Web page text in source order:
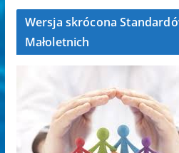
Wersja skrócona
Małoletnich